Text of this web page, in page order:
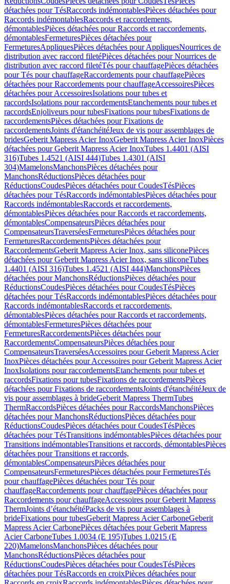
détachées pour TésRaccords indémontablesPièces détachées pour
Raccords indémontablesRaccords et raccordements,
démontablesPièces détachées pour Raccords et raccordements,
démontablesFermeturesPièces détachées pour
FermeturesAppliquesPièces détachées pour AppliquesNourrices de
distribution avec raccord filetéPièces détachées pour Nourrices de
distribution avec raccord filetéTés pour chauffagePièces détachées
pour Tés pour chauffageRaccordements pour chauffagePièces
détachées pour Raccordements pour chauffageAccessoiresPièces
détachées pour AccessoiresIsolations pour tubes et
raccordsIsolations pour raccordementsEtanchements pour tubes et
raccordsEnjoliveurs pour tubesFixations pour tubesFixations de
raccordementsPièces détachées pour Fixations de
raccordementsJoints d'étanchéitéJeux de vis pour assemblages de
bridesGeberit Mapress Acier InoxGeberit Mapress Acier InoxPièces
détachées pour Geberit Mapress Acier InoxTubes 1.4401 (AISI
316)Tubes 1.4521 (AISI 444)Tubes 1.4301 (AISI
304)MamelonsManchonsPièces détachées pour
ManchonsRéductionsPièces détachées pour
RéductionsCoudesPièces détachées pour CoudesTésPièces
détachées pour TésRaccords indémontablesPièces détachées pour
Raccords indémontablesRaccords et raccordements,
démontablesPièces détachées pour Raccords et raccordements,
démontablesCompensateursPièces détachées pour
CompensateursTraverséesFermeturesPièces détachées pour
FermeturesRaccordementsPièces détachées pour
RaccordementsGeberit Mapress Acier Inox, sans siliconePièces
détachées pour Geberit Mapress Acier Inox, sans siliconeTubes
1.4401 (AISI 316)Tubes 1.4521 (AISI 444)ManchonsPièces
détachées pour ManchonsRéductionsPièces détachées pour
RéductionsCoudesPièces détachées pour CoudesTésPièces
détachées pour TésRaccords indémontablesPièces détachées pour
Raccords indémontablesRaccords et raccordements,
démontablesPièces détachées pour Raccords et raccordements,
démontablesFermeturesPièces détachées pour
FermeturesRaccordementsPièces détachées pour
RaccordementsCompensateursPièces détachées pour
CompensateursTraverséesAccessoires pour Geberit Mapress Acier
InoxPièces détachées pour Accessoires pour Geberit Mapress Acier
InoxIsolations pour raccordementsEtanchements pour tubes et
raccordsFixations pour tubesFixations de raccordementsPièces
détachées pour Fixations de raccordementsJoints d'étanchéitéJeux de
vis pour assemblages à brideGeberit Mapress ThermTubes
ThermRaccordsPièces détachées pour RaccordsManchonsPièces
détachées pour ManchonsRéductionsPièces détachées pour
RéductionsCoudesPièces détachées pour CoudesTésPièces
détachées pour TésTransitions indémontablesPièces détachées pour
Transitions indémontablesTransitions et raccords, démontablesPièces
détachées pour Transitions et raccords,
démontablesCompensateursPièces détachées pour
CompensateursFermeturesPièces détachées pour FermeturesTés
pour chauffagePièces détachées pour Tés pour
chauffageRaccordements pour chauffagePièces détachées pour
Raccordements pour chauffageAccessoires pour Geberit Mapress
ThermJoints d’étanchéitéPacks de vis pour assemblages à
brideFixations pour tubesGeberit Mapress Acier CarboneGeberit
Mapress Acier CarbonePièces détachées pour Geberit Mapress
Acier CarboneTubes 1.0034 (E 195)Tubes 1.0215 (E
220)MamelonsManchonsPièces détachées pour
ManchonsRéductionsPièces détachées pour
RéductionsCoudesPièces détachées pour CoudesTésPièces
détachées pour TésRaccords en croixPièces détachées pour